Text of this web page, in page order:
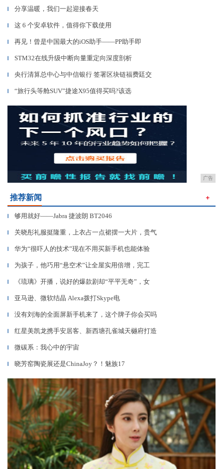
▎ 分享温暖，我们一起迎接春天
▎ 这 6 个安卓软件，值得你下载使用
▎ 再见！曾是中国最大的iOS助手——PP助手即
▎ STM32在线升级中断向量重定向深度剖析
▎ 央行清算总中心与中信银行 签署区块链福费廷交
▎ “旅行头等舱SUV”捷途X95值得买吗?该选
广告
推荐新闻 ＋
▎ 够用就好——Jabra 捷波朗 BT2046
▎ 关晓彤礼服挺隆重，上衣占一点裙摆一大片，贵气
▎ 华为“很吓人的技术”现在不用买新手机也能体验
▎ 为孩子，他巧用“悬空术”让全屋实用倍增，完工
▎ 《琉璃》开播，说好的爆款剧却“平平无奇”，女
▎ 亚马逊、微软结晶 Alexa拨打Skype电
▎ 没有刘海的全面屏新手机来了，这个牌子你会买吗
▎ 红星美凯龙携手安居客、新西塘孔雀城天樾府打造
▎ 微碳系：我心中的宇宙
▎ 晓芳窑陶瓷展还是ChinaJoy？！魅族17